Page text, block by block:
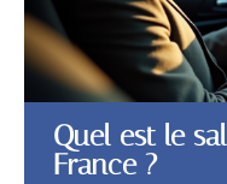
Quel est le
France ?